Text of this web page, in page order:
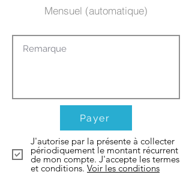
Mensuel (automatique)
Payer
J'autorise par la présente à collecter
périodiquement le montant récurrent
de mon compte. J'accepte les termes
et conditions. Voir les conditions